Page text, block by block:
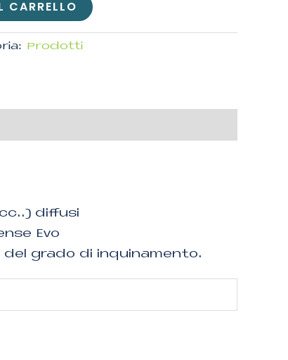
CARRELLO
Prodotti
diffusi
Evo
grado di inquinamento.